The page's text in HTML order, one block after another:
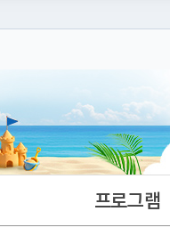
메인 주소를 확인해 보세요
프로그램